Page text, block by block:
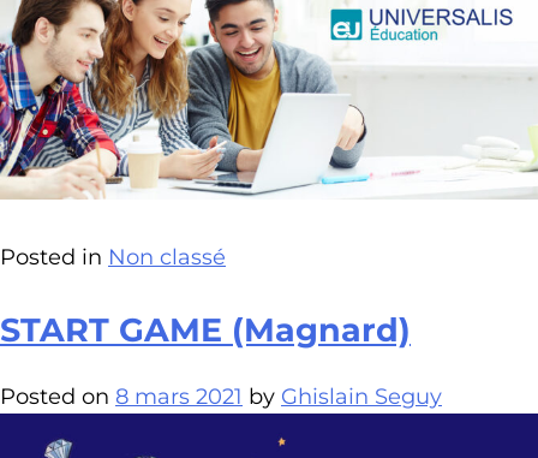
Posted in Non classé
START GAME (Magnard)
Posted on 8 mars 2021 by Ghislain Seguy